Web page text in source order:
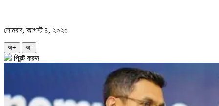
সোমবার, আগস্ট ৪, ২০২৫
অ+ অ-
প্রিন্ট করুন